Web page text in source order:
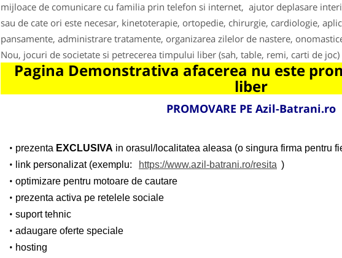
mijloace de comunicare cu familia prin telefon si internet, ajutor deplasare
sau de cate ori este necesar, kinetoterapie, ortopedie, chirurgie, cardiologie,
pansamente, administrare tratamente, organizarea zilelor de nastere,
Nou, jocuri de societate si petrecerea timpului liber (sah, table, remi, carti de joc)
Pagina Demonstrativa afacerea nu este
liber
PROMOVARE PE Azil-Batrani.ro
prezenta EXCLUSIVA in orasul/localitatea aleasa (o singura firma pentru
link personalizat (exemplu:
https://www.azil-batrani.ro/resita )
optimizare pentru motoare de cautare
prezenta activa pe retelele sociale
suport tehnic
adaugare oferte speciale
hosting